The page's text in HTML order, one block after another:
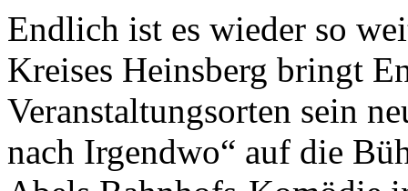
Endlich ist es wieder so
Kreises Heinsberg bringt
Veranstaltungsorten sein
nach Irgendwo“ auf die